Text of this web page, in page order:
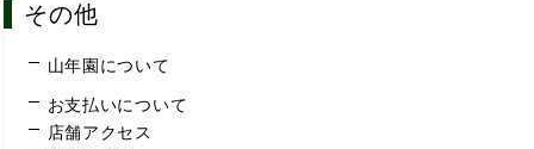
その他
山年園について
お支払いについて
店舗アクセス